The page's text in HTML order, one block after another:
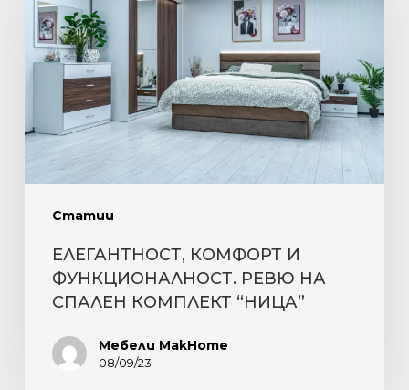
Статии
ФУНКЦИОНАЛНОСТ.
РЕВЮ
СПАЛЕН
КОМПЛЕКТ
“НИЦА”
ЕЛЕГАНТНОСТ, КОМФОРТ И
ФУНКЦИОНАЛНОСТ. РЕВЮ НА
СПАЛЕН КОМПЛЕКТ “НИЦА”
Мебели MakHome
08/09/23